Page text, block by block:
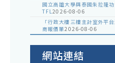
國立高雄大學與泰國朱拉隆
TFL2026-08-06
「行政大樓三樓主計室外平
商報價單2026-08-06
網站連結